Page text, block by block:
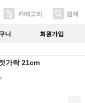
카테고리 검색
니 회원가입
가락 21cm